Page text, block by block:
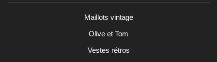
Maillots vintage
Olive et Tom
Vestes rétros